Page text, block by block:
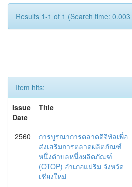
Results 1-1 of 1 (Search time:
Item hits:
Issue
Date
Title
2560
การบูรณาการตลาดดิจิทัลเพื่อ
ส่งเสริมการตลาดผลิตภัณฑ์
หนึ่งตำบลหนึ่งผลิตภัณฑ์
(OTOP) อำเภอแม่ริม จังหวัด
เชียงใหม่